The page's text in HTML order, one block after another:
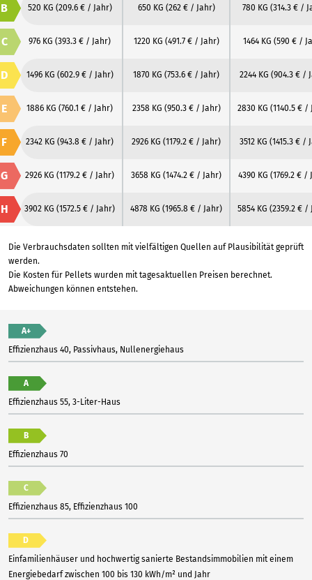
B 520 KG (209.6 € / Jahr) 650 KG (262 € / Jahr) 780 KG (314.3 € /
C 976 KG (393.3 € / Jahr) 1220 KG (491.7 € / Jahr) 1464 KG (590 € /
D 1496 KG (602.9 € / Jahr) 1870 KG (753.6 € / Jahr) 2244 KG (904.3 € /
E 1886 KG (760.1 € / Jahr) 2358 KG (950.3 € / Jahr) 2830 KG (1140.5 € /
F 2342 KG (943.8 € / Jahr) 2926 KG (1179.2 € / Jahr) 3512 KG (1415.3 € /
G 2926 KG (1179.2 € / Jahr) 3658 KG (1474.2 € / Jahr) 4390 KG (1769.2 € /
H 3902 KG (1572.5 € / Jahr) 4878 KG (1965.8 € / Jahr) 5854 KG (2359.2 € /
Die Verbrauchsdaten sollten mit vielfältigen Quellen auf Plausibilität geprüft
werden.
Die Kosten für Pellets wurden mit tagesaktuellen Preisen berechnet.
Abweichungen können entstehen.
A+
Effizienzhaus 40, Passivhaus, Nullenergiehaus
A
Effizienzhaus 55, 3-Liter-Haus
B
Effizienzhaus 70
C
Effizienzhaus 85, Effizienzhaus 100
D
Einfamilienhäuser und hochwertig sanierte Bestandsimmobilien mit einem
Energiebedarf zwischen 100 bis 130 kWh/m² und Jahr